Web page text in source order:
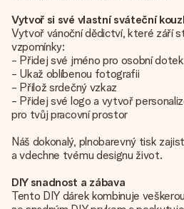
Vytvoř si své vlastní sváteční
Vytvoř vánoční dědictví, které září
vzpomínky:
- Přidej své jméno pro osobní dotek
- Ukaž oblíbenou fotografii
- Přilož srdečný vzkaz
- Přidej své logo a vytvoř
pro tvůj pracovní prostor
Náš dokonalý, plnobarevný tisk
a vdechne tvému designu život.
DIY snadnost a zábava
Tento DIY dárek kombinuje